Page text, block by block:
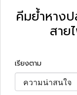
คีมย้ำหาง
สาย
เรียงตาม